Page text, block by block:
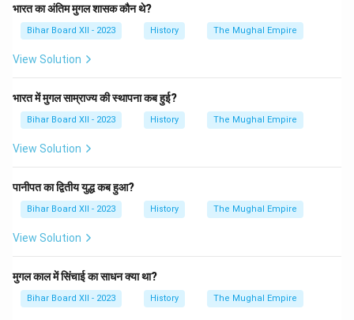
भारत का अंतिम मुगल शासक कौन थे?
Bihar Board XII - 2023 History The Mughal Empire
View Solution
भारत में मुगल साम्राज्य की स्थापना कब हुई?
Bihar Board XII - 2023 History The Mughal Empire
View Solution
पानीपत का द्वितीय युद्ध कब हुआ?
Bihar Board XII - 2023 History The Mughal Empire
View Solution
मुगल काल में सिंचाई का साधन क्या था?
Bihar Board XII - 2023 History The Mughal Empire